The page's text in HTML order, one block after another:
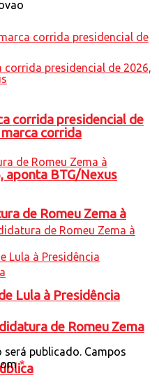
corrida
aponta BTG/Nexus
de Romeu Zema
corrida presidencial de
de Romeu Zema à
Lula à Presidência
será publicado. Campos
*